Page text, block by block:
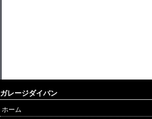
ガレージダイバン
ホーム